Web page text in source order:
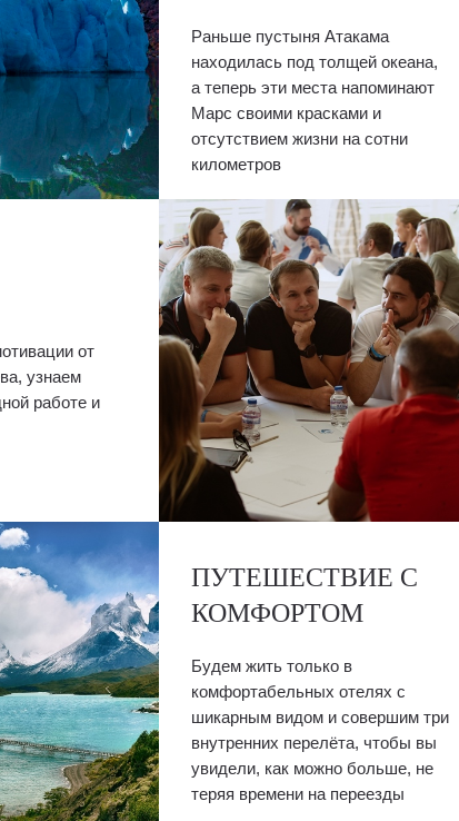
Раньше пустыня Атакама
находилась под толщей океана,
а теперь эти места напоминают
Марс своими красками и
отсутствием жизни на сотни
километров
от
узнаем
работе и
ПУТЕШЕСТВИЕ С
КОМФОРТОМ
Будем жить только в
комфортабельных отелях с
шикарным видом и совершим три
внутренних перелёта, чтобы вы
увидели, как можно больше, не
теряя времени на переезды